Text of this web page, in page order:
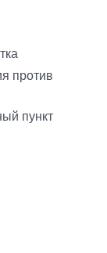
против
пункт